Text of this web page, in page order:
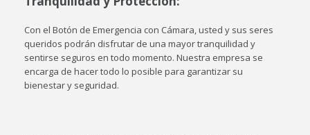
Con el Botón de Emergencia con Cámara, usted y sus seres
queridos podrán disfrutar de una mayor tranquilidad y
sentirse seguros en todo momento. Nuestra empresa se
encarga de hacer todo lo posible para garantizar su
bienestar y seguridad.